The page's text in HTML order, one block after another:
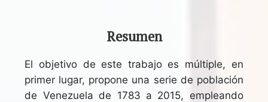
Resumen
El objetivo de este trabajo es múltiple, en
primer lugar, propone una serie de población
de Venezuela de 1783 a 2015, empleando